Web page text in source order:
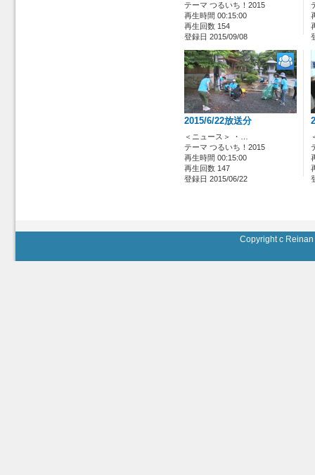
テーマ つるいち！2015
再生時間 00:15:00
再生回数 154
登録日 2015/09/08
2015/6/22放送分
＜ニュース＞ ・…
テーマ つるいち！2015
再生時間 00:15:00
再生回数 147
登録日 2015/06/22
Copyright c